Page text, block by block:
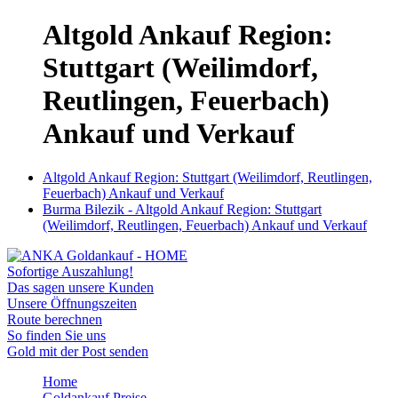
Altgold Ankauf Region:
Stuttgart (Weilimdorf,
Reutlingen, Feuerbach)
Ankauf und Verkauf
Altgold Ankauf Region: Stuttgart (Weilimdorf, Reutlingen,
Feuerbach) Ankauf und Verkauf
Burma Bilezik - Altgold Ankauf Region: Stuttgart
(Weilimdorf, Reutlingen, Feuerbach) Ankauf und Verkauf
Sofortige Auszahlung!
Das sagen unsere Kunden
Unsere Öffnungszeiten
Route berechnen
So finden Sie uns
Gold mit der Post senden
Home